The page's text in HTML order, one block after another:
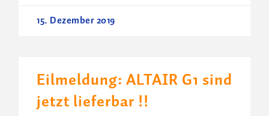
15. Dezember 2019
Eilmeldung: ALTAIR G1 sind
jetzt lieferbar !!